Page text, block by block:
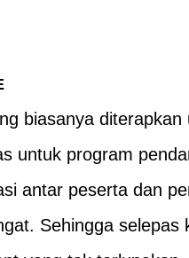
biasanya
untuk program
antar peserta dan
Sehingga